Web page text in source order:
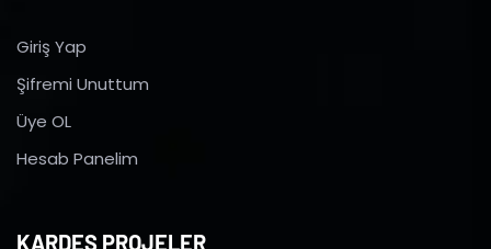
Giriş Yap
Şifremi Unuttum
Üye OL
Hesab Panelim
KARDEŞ PROJELER